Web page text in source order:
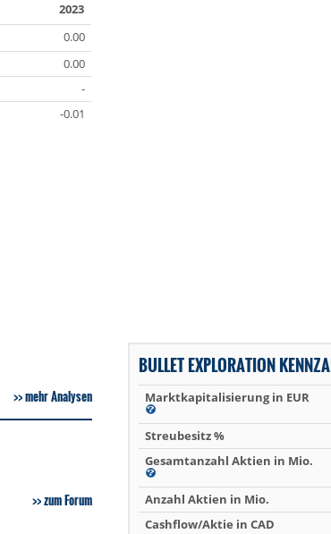
2023
0.00
0.00
-
-0.01
mehr Analysen
zum Forum
BULLET EXPLORATION
Marktkapitalisierung in EUR
Streubesitz %
Gesamtanzahl Aktien in Mio.
Anzahl Aktien in Mio.
Cashflow/Aktie in CAD